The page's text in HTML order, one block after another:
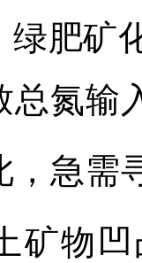
绿肥矿
总氮输
，急需
矿物